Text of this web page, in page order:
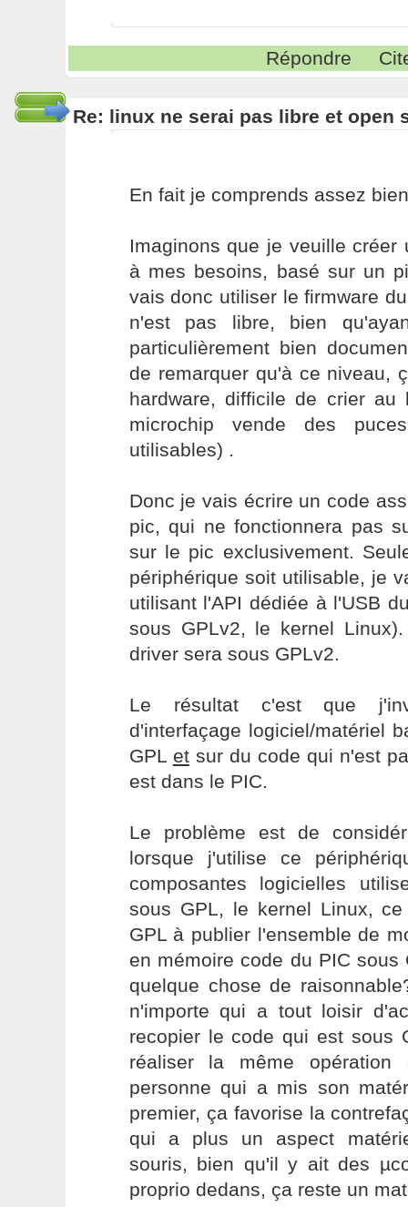
Répondre
Re: linux ne serai pas libre et open
En fait je comprends assez
Imaginons que je veuille créer
à mes besoins, basé sur un
vais donc utiliser le firmware
n'est pas libre, bien
particulièrement bien
de remarquer qu'à ce niveau,
hardware, difficile de crier
microchip vende des
utilisables) .
Donc je vais écrire un code
pic, qui ne fonctionnera pas
sur le pic exclusivement.
périphérique soit utilisable, je
utilisant l'API dédiée à l'USB
sous GPLv2, le kernel
driver sera sous GPLv2.
Le résultat c'est que
d'interfaçage logiciel/matériel
GPL etsur du code qui n'est
est dans le PIC.
Le problème est de
lorsque j'utilise ce
composantes logicielles
sous GPL, le kernel Linux,
GPL à publier l'ensemble de
en mémoire code du PIC sous
quelque chose de
n'importe qui a tout loisir
recopier le code qui est sous
réaliser la même opération
personne qui a mis son
premier, ça favorise la
qui a plus un aspect
souris, bien qu'il y ait des
proprio dedans, ça reste un